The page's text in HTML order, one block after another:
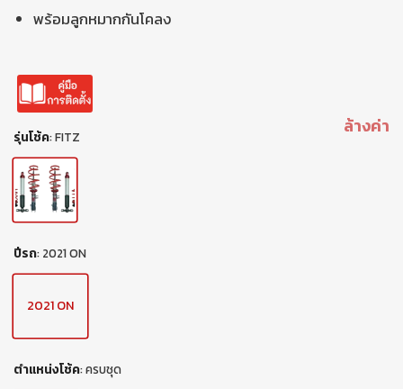
พร้อมลูกหมากกันโคลง
รุ่นโช้ค:FITZ
ปีรถ: 2021 ON
2021 ON
ตำแหน่งโช้ค:ครบชุด
ล้างค่า